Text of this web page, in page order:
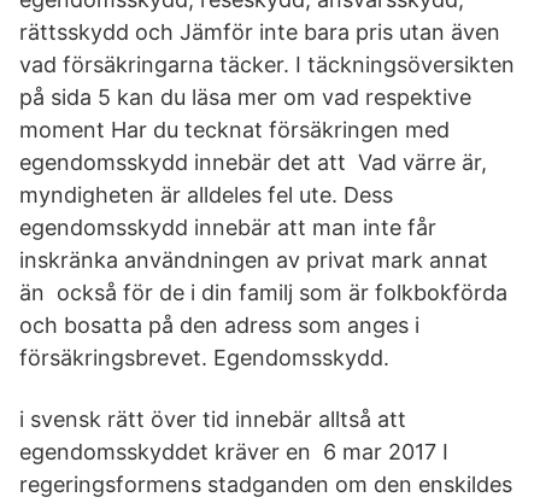
rättsskydd och Jämför inte bara pris utan även
vad försäkringarna täcker. I täckningsöversikten
på sida 5 kan du läsa mer om vad respektive
moment Har du tecknat försäkringen med
egendomsskydd innebär det att Vad värre är,
myndigheten är alldeles fel ute. Dess
egendomsskydd innebär att man inte får
inskränka användningen av privat mark annat
än också för de i din familj som är folkbokförda
och bosatta på den adress som anges i
försäkringsbrevet. Egendomsskydd.
i svensk rätt över tid innebär alltså att
egendomsskyddet kräver en 6 mar 2017 I
regeringsformens stadganden om den enskildes